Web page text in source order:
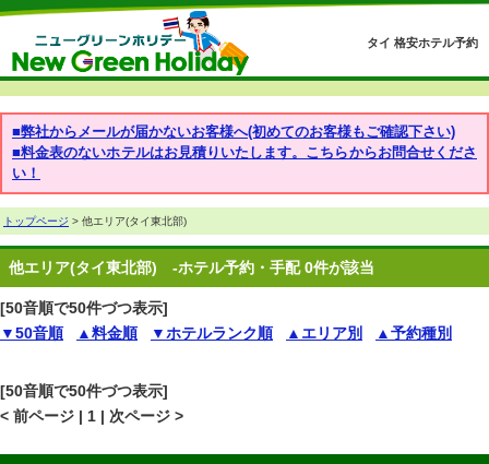
タイ 格安ホテル予約
■弊社からメールが届かないお客様へ(初めてのお客様もご確認下さい)
■料金表のないホテルはお見積りいたします。こちらからお問合せくださ
い！
トップページ > 他エリア(タイ東北部)
他エリア(タイ東北部) -ホテル予約・手配 0件が該当
[50音順で50件づつ表示]
▼50音順
▲料金順 ▼ホテルランク順 ▲エリア別 ▲予約種別
[50音順で50件づつ表示]
< 前ページ | 1 | 次ページ >